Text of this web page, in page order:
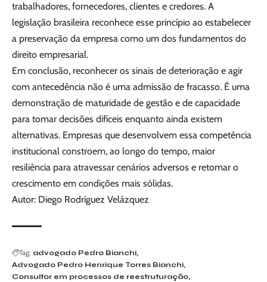
trabalhadores, fornecedores, clientes e credores. A
legislação brasileira reconhece esse princípio ao estabelecer
a preservação da empresa como um dos fundamentos do
direito empresarial.
Em conclusão, reconhecer os sinais de deterioração e agir
com antecedência não é uma admissão de fracasso. É uma
demonstração de maturidade de gestão e de capacidade
para tomar decisões difíceis enquanto ainda existem
alternativas. Empresas que desenvolvem essa competência
institucional constroem, ao longo do tempo, maior
resiliência para atravessar cenários adversos e retomar o
crescimento em condições mais sólidas.
Autor: Diego Rodríguez Velázquez
Tag: advogado Pedro Bianchi
Advogado Pedro Henrique Torres Bianchi
Consultor em processos de reestruturação